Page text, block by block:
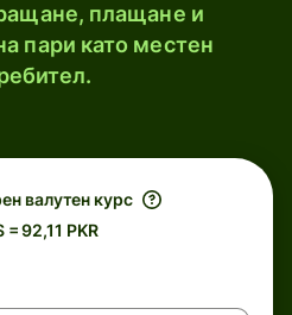
плащане и
пари като местен
валутен курс
= 92,11 PKR